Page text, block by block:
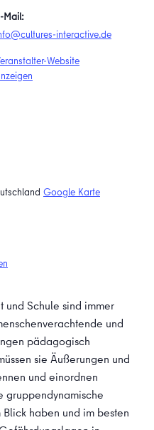
Google Karte
Mail:
interactive.de
Website
Schule sind immer
und
pädagogisch
sie Äußerungen und
und einordnen
gruppendynamische
haben und im besten